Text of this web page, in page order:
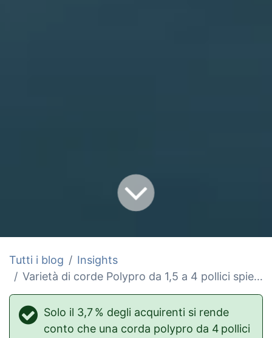
Tutti i blog
Insights
Varietà di corde Polypro da 1,5 a 4 pollici spiegate
Solo il 3,7 % degli acquirenti si rende
conto che una corda polypro da 4 pollici